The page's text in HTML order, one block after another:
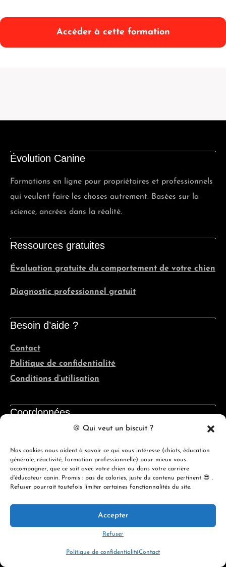
🍪 Qui veut un biscuit ?
Nos cookies nous aident à savoir ce qui vous intéresse (chiots, éducation
générale, réactivité, formation professionnelle) pour mieux vous
accompagner, que ce soit avec votre chien ou dans votre carrière
d'éducateur canin. Promis : pas de calories, juste du contenu pertinent 😎 .
Refuser pourrait toutefois limiter certaines fonctionnalités du site.
Accepter
Refuser
Politique de confidentialitéContact
Accéder à cette formation
Évolution Canine
Formations en ligne pour propriétaires et professionnels
qui veulent faire les choses autrement. Basées sur la
science, ancrées dans la réalité.
Ressources gratuites
Évaluation gratuite du comportement de votre chien
Diagnostic professionnel gratuit
Besoin d’aide ?
Contact
Politique de confidentialité
Conditions d’utilisation
Coordonnées
info@evolutioncanine.ca